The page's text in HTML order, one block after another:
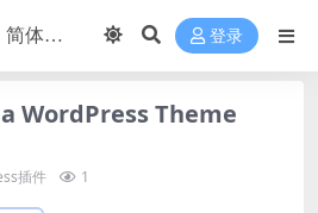
登录
WordPress Theme
插件 1